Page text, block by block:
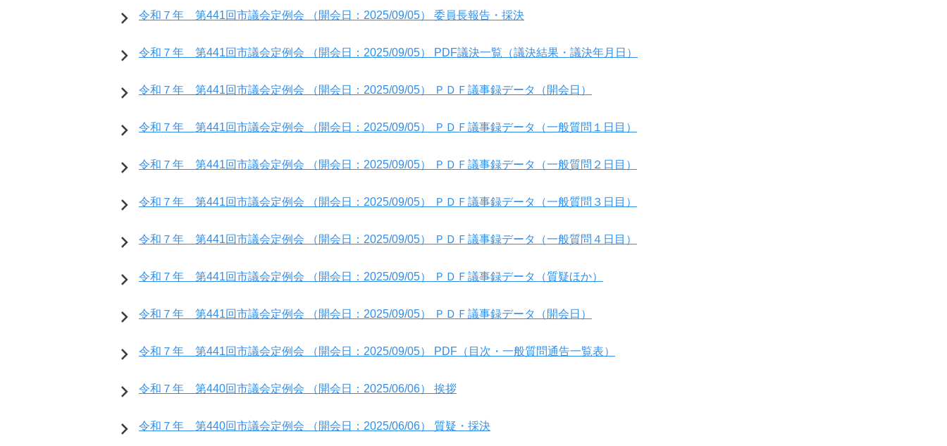
令和７年 第441回市議会定例会 （開会日：2025/09/05） 委員長報告・採決
令和７年 第441回市議会定例会 （開会日：2025/09/05） PDF議決一覧（議決結果・議決年月日）
令和７年 第441回市議会定例会 （開会日：2025/09/05） ＰＤＦ議事録データ（開会日）
令和７年 第441回市議会定例会 （開会日：2025/09/05） ＰＤＦ議事録データ（一般質問１日目）
令和７年 第441回市議会定例会 （開会日：2025/09/05） ＰＤＦ議事録データ（一般質問２日目）
令和７年 第441回市議会定例会 （開会日：2025/09/05） ＰＤＦ議事録データ（一般質問３日目）
令和７年 第441回市議会定例会 （開会日：2025/09/05） ＰＤＦ議事録データ（一般質問４日目）
令和７年 第441回市議会定例会 （開会日：2025/09/05） ＰＤＦ議事録データ（質疑ほか）
令和７年 第441回市議会定例会 （開会日：2025/09/05） ＰＤＦ議事録データ（開会日）
令和７年 第441回市議会定例会 （開会日：2025/09/05） PDF（目次・一般質問通告一覧表）
令和７年 第440回市議会定例会 （開会日：2025/06/06） 挨拶
令和７年 第440回市議会定例会 （開会日：2025/06/06） 質疑・採決